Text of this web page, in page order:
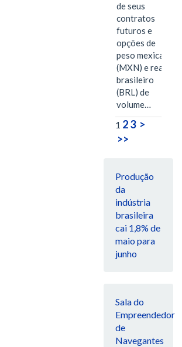
de seus
contratos
futuros e
opções de
peso mexicano
(MXN) e real
brasileiro
(BRL) de
volume…
1 23 >
>>
Produção
da
indústria
brasileira
cai 1,8% de
maio para
junho
Sala do
Empreendedor
de
Navegantes